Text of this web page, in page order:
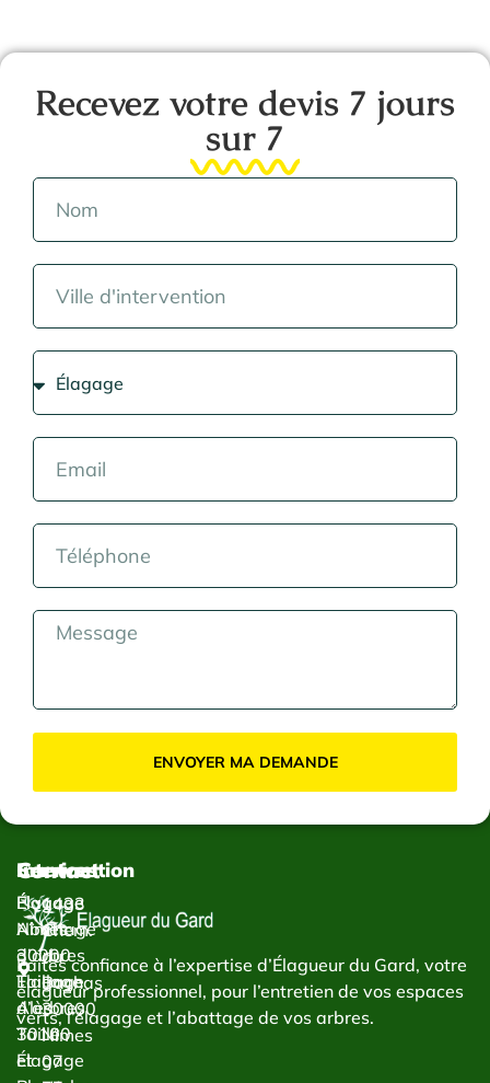
Recevez votre devis 7 jours
sur 7
ENVOYER MA DEMANDE
Faites confiance à l’expertise d’Élagueur du Gard, votre
élagueur professionnel, pour l’entretien de vos espaces
verts, l’élagage et l’abattage de vos arbres.
Services
Élagage
Abattage
d’arbres
Taillage
d’arbres
Taille
et
Intervention
Élagage
Nîmes
30000
Élagage
Alès
30100
Élagage
Contact
1433
Chem.
du
Bachas
30000
Nîmes
07